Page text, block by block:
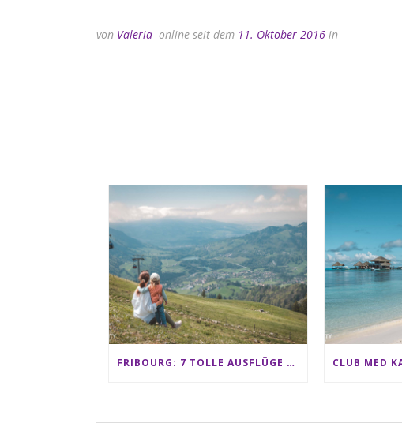
von Valeria online seit dem 11. Oktober 2016 in
FRIBOURG: 7 TOLLE AUSFLÜGE FÜR FAMILIEN VON CHARMEY BIS LES PACCOTS